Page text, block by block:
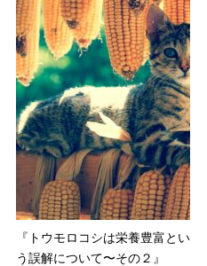
『トウモロコシは栄養豊富とい
う誤解について〜その２』